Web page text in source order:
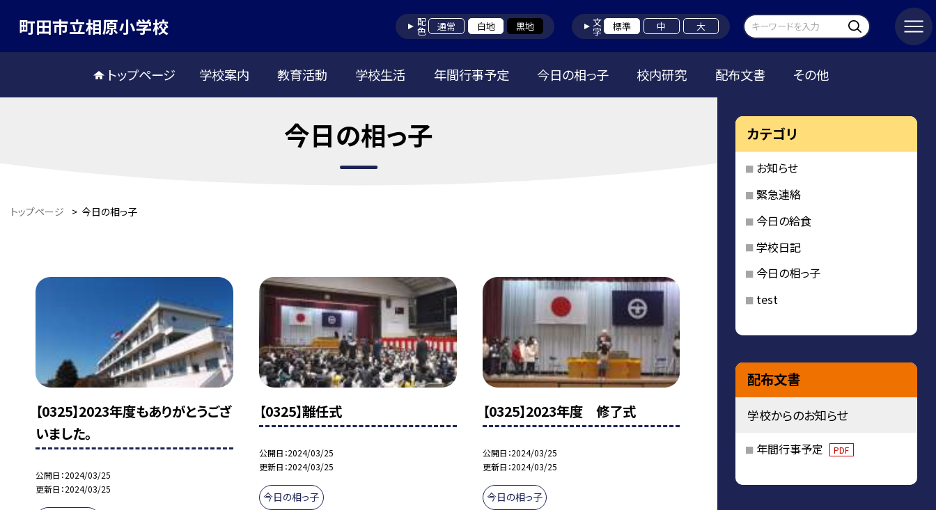
町田市立相原小学校 配色 通常 白地 黒地 文字 標準 中 大
トップページ 学校案内 教育活動 学校生活 年間行事予定 今日の相っ子 校内研究 配布文書 その他
今日の相っ子
トップページ > 今日の相っ子
【0325】2023年度もありがとうござ
いました。
公開日 2024/03/25
更新日 2024/03/25
【0325】離任式
公開日 2024/03/25
更新日 2024/03/25
今日の相っ子
【0325】2023年度 修了式
公開日 2024/03/25
更新日 2024/03/25
今日の相っ子
カテゴリ
お知らせ
緊急連絡
今日の給食
学校日記
今日の相っ子
test
配布文書
学校からのお知らせ
年間行事予定 PDF